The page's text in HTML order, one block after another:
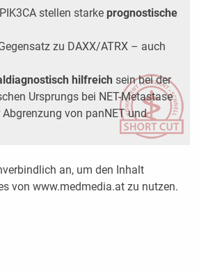
stellen starke prognostische
zu DAXX/ATRX – auch
hilfreich sein bei der
Ursprungs bei NET-Metastase
von panNET und
an, um den Inhalt
von www.medmedia.at zu nutzen.